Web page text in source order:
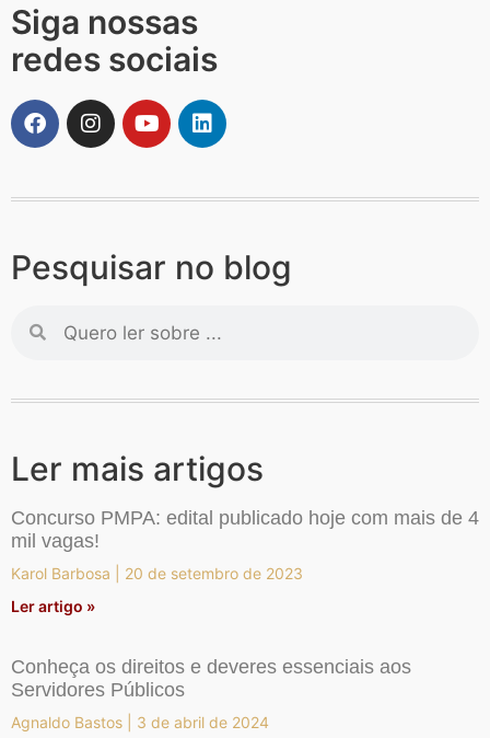
Siga nossas
redes sociais
Pesquisar no blog
Ler mais artigos
Concurso PMPA: edital publicado hoje com mais de 4
mil vagas!
Karol Barbosa
20 de setembro de 2023
Ler artigo »
Conheça os direitos e deveres essenciais aos
Servidores Públicos
Agnaldo Bastos
3 de abril de 2024